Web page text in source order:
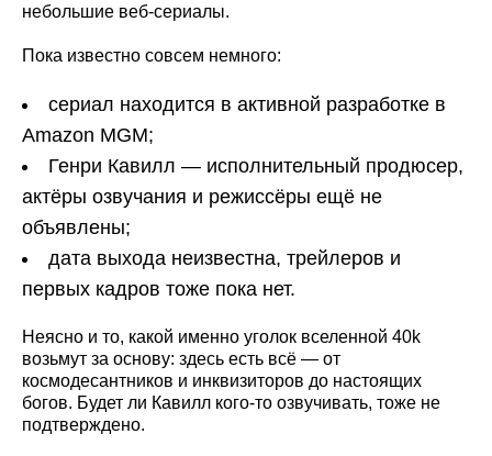
небольшие веб-сериалы.
Пока известно совсем немного:
сериал находится в активной разработке в
Amazon MGM;
Генри Кавилл — исполнительный продюсер,
актёры озвучания и режиссёры ещё не
объявлены;
дата выхода неизвестна, трейлеров и
первых кадров тоже пока нет.
Неясно и то, какой именно уголок вселенной 40k
возьмут за основу: здесь есть всё — от
космодесантников и инквизиторов до настоящих
богов. Будет ли Кавилл кого-то озвучивать, тоже не
подтверждено.